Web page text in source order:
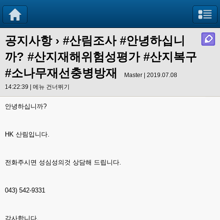
공지사항› #산림조사 #안녕하십니
까? #산지재해위험성평가 #산지복구
#소나무재선충병방재
Master | 2019.07.08
14:22:39 | 메뉴 건너뛰기
안녕하십니까?
HK 산림입니다.
전화주시면 성심성의것 상담해 드립니다.
043) 542-9331
감사합니다.